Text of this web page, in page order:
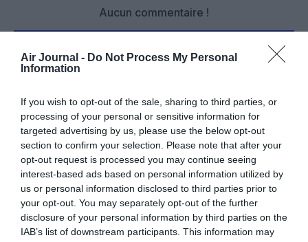
Air Journal - Do Not Process My Personal
Information
If you wish to opt-out of the sale, sharing to third parties, or
processing of your personal or sensitive information for
targeted advertising by us, please use the below opt-out
section to confirm your selection. Please note that after your
opt-out request is processed you may continue seeing
interest-based ads based on personal information utilized by
us or personal information disclosed to third parties prior to
your opt-out. You may separately opt-out of the further
disclosure of your personal information by third parties on the
IAB’s list of downstream participants. This information may
Aucun commentaire !
LAISSER UN COMMENTAIRE
FAIRE UN DON
Appel aux lecteurs !
Soutenez Air Journal participezà son
développement !
NOUS SOUTENIR